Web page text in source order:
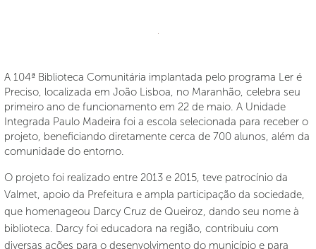
A 104ª Biblioteca Comunitária implantada pelo programa Ler é
Preciso, localizada em João Lisboa, no Maranhão, celebra seu
primeiro ano de funcionamento em 22 de maio. A Unidade
Integrada Paulo Madeira foi a escola selecionada para receber o
projeto, beneficiando diretamente cerca de 700 alunos, além da
comunidade do entorno.
O projeto foi realizado entre 2013 e 2015, teve patrocínio da
Valmet, apoio da Prefeitura e ampla participação da sociedade,
que homenageou Darcy Cruz de Queiroz, dando seu nome à
biblioteca. Darcy foi educadora na região, contribuiu com
diversas ações para o desenvolvimento do município e para